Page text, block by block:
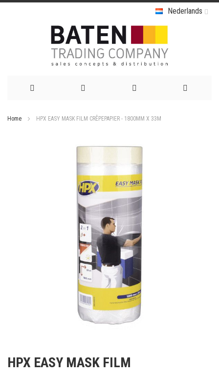
Nederlands
Home HPX EASY MASK FILM CRÊPEPAPIER - 1800MM X 33M
het
HPX EASY MASK FILM